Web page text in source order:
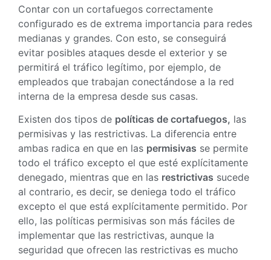
Contar con un cortafuegos correctamente
configurado es de extrema importancia para redes
medianas y grandes. Con esto, se conseguirá
evitar posibles ataques desde el exterior y se
permitirá el tráfico legítimo, por ejemplo, de
empleados que trabajan conectándose a la red
interna de la empresa desde sus casas.
Existen dos tipos de políticas de cortafuegos, las
permisivas y las restrictivas. La diferencia entre
ambas radica en que en las permisivas se permite
todo el tráfico excepto el que esté explícitamente
denegado, mientras que en las restrictivas sucede
al contrario, es decir, se deniega todo el tráfico
excepto el que está explícitamente permitido. Por
ello, las políticas permisivas son más fáciles de
implementar que las restrictivas, aunque la
seguridad que ofrecen las restrictivas es mucho